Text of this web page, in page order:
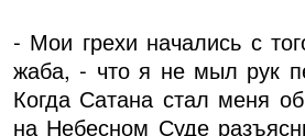
- Мои грехи начались с
жаба, - что я не мыл рук
Когда Сатана стал меня
на Небесном Суде